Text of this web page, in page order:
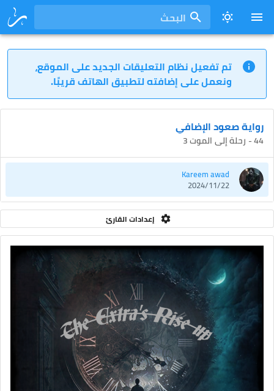
البحث
تم تفعيل نظام التعليقات الجديد على الموقع،
ونعمل على إضافته لتطبيق الهاتف قريبًا.
رواية صعود الإضافي
44 - رحلة إلى الموت 3
Kareem awad
2024/11/22
إعدادات القارئ